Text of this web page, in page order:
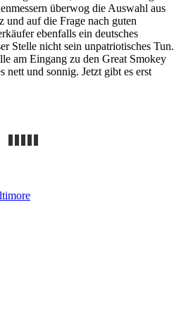
überwog die Auswahl aus
und auf die Frage nach guten
ebenfalls ein deutsches
Stelle nicht sein unpatriotisches Tun.
am Eingang zu den Great Smokey
nett und sonnig. Jetzt gibt es erst